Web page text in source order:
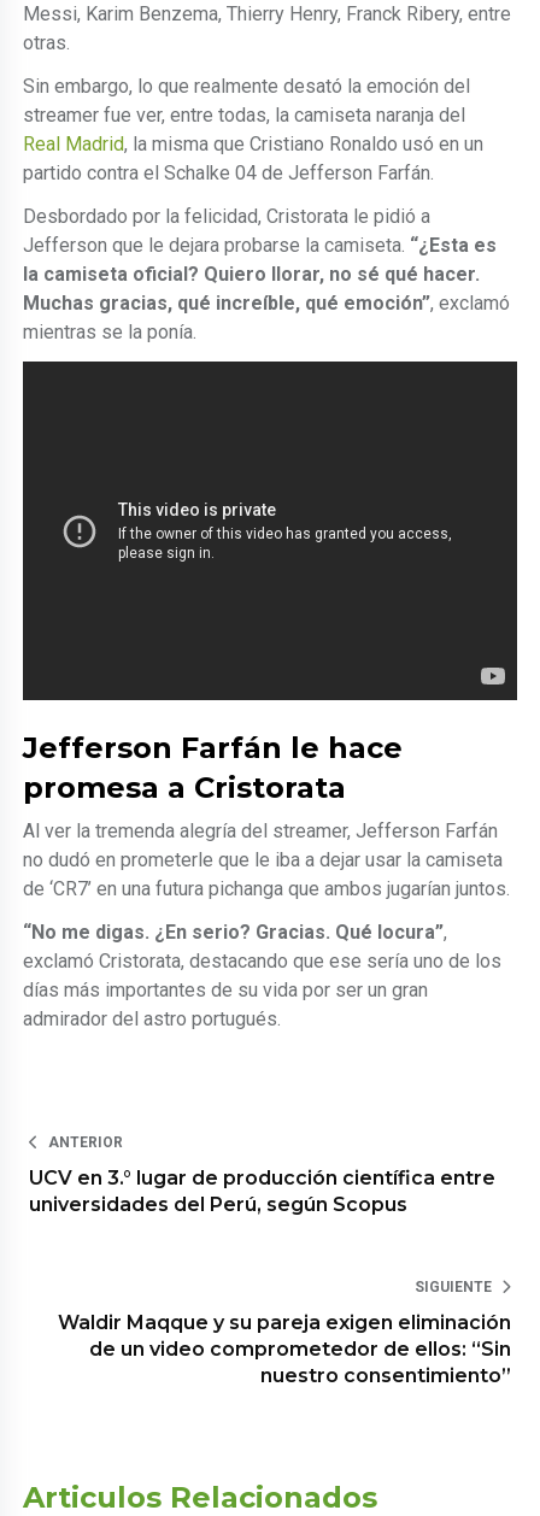
Messi, Karim Benzema, Thierry Henry, Franck Ribery, entre
otras.
Sin embargo, lo que realmente desató la emoción del
streamer fue ver, entre todas, la camiseta naranja del
Real Madrid, la misma que Cristiano Ronaldo usó en un
partido contra el Schalke 04 de Jefferson Farfán.
Desbordado por la felicidad, Cristorata le pidió a
Jefferson que le dejara probarse la camiseta. “¿Esta es
la camiseta oficial? Quiero llorar, no sé qué hacer.
Muchas gracias, qué increíble, qué emoción”, exclamó
mientras se la ponía.
Jefferson Farfán le hace
promesa a Cristorata
Al ver la tremenda alegría del streamer, Jefferson Farfán
no dudó en prometerle que le iba a dejar usar la camiseta
de ‘CR7’ en una futura pichanga que ambos jugarían juntos.
“No me digas. ¿En serio? Gracias. Qué locura”,
exclamó Cristorata, destacando que ese sería uno de los
días más importantes de su vida por ser un gran
admirador del astro portugués.
ANTERIOR
UCV en 3.° lugar de producción científica entre
universidades del Perú, según Scopus
SIGUIENTE
Waldir Maqque y su pareja exigen eliminación
de un video comprometedor de ellos: “Sin
nuestro consentimiento”
Articulos Relacionados